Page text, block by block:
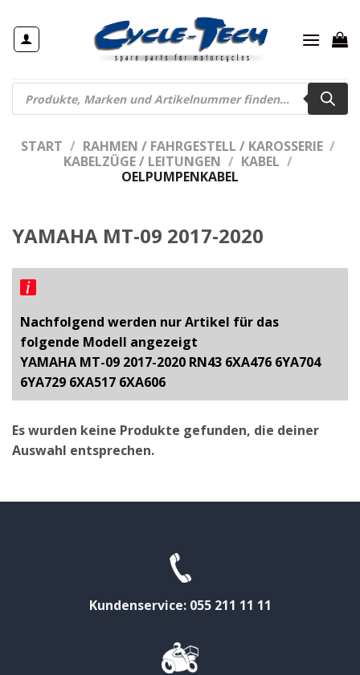
Inhalt
springen
Products
search
START / RAHMEN / FAHRGESTELL / KAROSSERIE /
KABELZÜGE / LEITUNGEN / KABEL /
OELPUMPENKABEL
YAMAHA MT-09 2017-2020
Nachfolgend werden nur Artikel für das
folgende Modell angezeigt
YAMAHA MT-09 2017-2020 RN43 6XA476 6YA704
6YA729 6XA517 6XA606
Es wurden keine Produkte gefunden, die deiner
Auswahl entsprechen.
Kundenservice: 055 211 11 11